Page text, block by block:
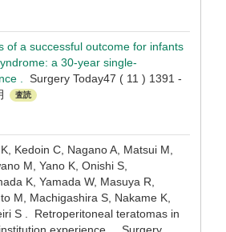
of a successful outcome for infants
a 30-year single-
. Surgery Today47 ( 11 ) 1391 -
査読
Kedoin C, Nagano A, Matsui M,
M, Yano K, Onishi S,
K, Yamada W, Masuya R,
M, Machigashira S, Nakame K,
S . Retroperitoneal teratomas in